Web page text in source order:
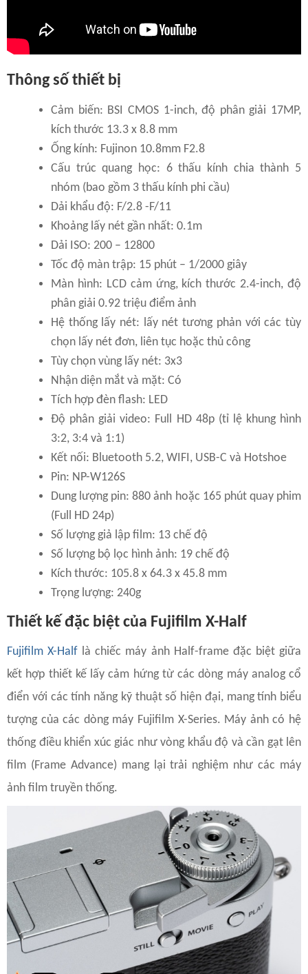
Thông số thiết bị
Cảm biến: BSI CMOS 1-inch, độ phân giải 17MP,
kích thước 13.3 x 8.8 mm
Ống kính: Fujinon 10.8mm F2.8
Cấu trúc quang học: 6 thấu kính chia thành 5
nhóm (bao gồm 3 thấu kính phi cầu)
Dải khẩu độ: F/2.8 -F/11
Khoảng lấy nét gần nhất: 0.1m
Dải ISO: 200 – 12800
Tốc độ màn trập: 15 phút – 1/2000 giây
Màn hình: LCD cảm ứng, kích thước 2.4-inch, độ
phân giải 0.92 triệu điểm ảnh
Hệ thống lấy nét: lấy nét tương phản với các tùy
chọn lấy nét đơn, liên tục hoặc thủ công
Tùy chọn vùng lấy nét: 3x3
Nhận diện mắt và mặt: Có
Tích hợp đèn flash: LED
Độ phân giải video: Full HD 48p (tỉ lệ khung hình
3:2, 3:4 và 1:1)
Kết nối: Bluetooth 5.2, WIFI, USB-C và Hotshoe
Pin: NP-W126S
Dung lượng pin: 880 ảnh hoặc 165 phút quay phim
(Full HD 24p)
Số lượng giả lập film: 13 chế độ
Số lượng bộ lọc hình ảnh: 19 chế độ
Kích thước: 105.8 x 64.3 x 45.8 mm
Trọng lượng: 240g
Thiết kế đặc biệt của Fujifilm X-Half
Fujifilm X-Half là chiếc máy ảnh Half-frame đặc biệt giữa
kết hợp thiết kế lấy cảm hứng từ các dòng máy analog cổ
điển với các tính năng kỹ thuật số hiện đại, mang tính biểu
tượng của các dòng máy Fujifilm X-Series. Máy ảnh có hệ
thống điều khiển xúc giác như vòng khẩu độ và cần gạt lên
film (Frame Advance) mang lại trải nghiệm như các máy
ảnh film truyền thống.